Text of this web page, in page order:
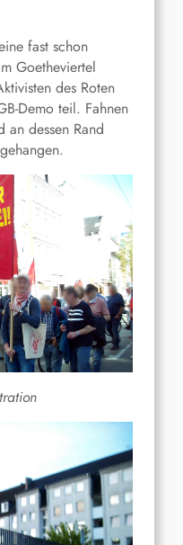
fast schon
Goetheviertel
des Roten
Demo teil. Fahnen
an dessen Rand